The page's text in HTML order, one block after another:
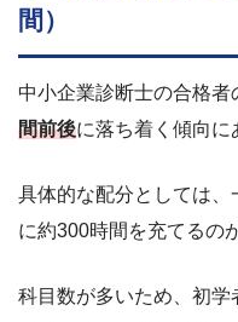
間）
中小企業診断士の合格者
間前後に落ち着く傾向に
具体的な配分としては
に約300時間を充てるの
科目数が多いため、初学